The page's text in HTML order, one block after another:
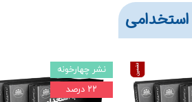
نشر چهارخونه
۲۲ درصد